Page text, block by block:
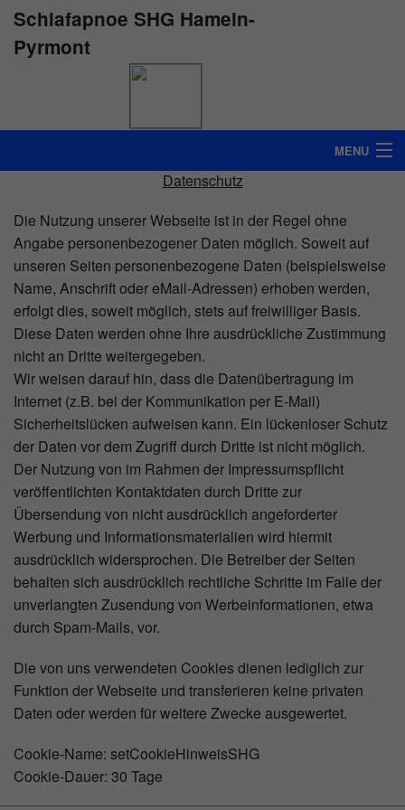
Schlafapnoe SHG Hameln-
Pyrmont
MENU
INFO
ÜBER UNS
TERMINE
INTERESSANTE LINKS
KONTAKT
Datenschutz
Die Nutzung unserer Webseite ist in der Regel ohne
Angabe personenbezogener Daten möglich. Soweit auf
unseren Seiten personenbezogene Daten (beispielsweise
Name, Anschrift oder eMail-Adressen) erhoben werden,
erfolgt dies, soweit möglich, stets auf freiwilliger Basis.
Diese Daten werden ohne Ihre ausdrückliche Zustimmung
nicht an Dritte weitergegeben.
Wir weisen darauf hin, dass die Datenübertragung im
Internet (z.B. bei der Kommunikation per E-Mail)
Sicherheitslücken aufweisen kann. Ein lückenloser Schutz
der Daten vor dem Zugriff durch Dritte ist nicht möglich.
Der Nutzung von im Rahmen der Impressumspflicht
veröffentlichten Kontaktdaten durch Dritte zur
Übersendung von nicht ausdrücklich angeforderter
Werbung und Informationsmaterialien wird hiermit
ausdrücklich widersprochen. Die Betreiber der Seiten
behalten sich ausdrücklich rechtliche Schritte im Falle der
unverlangten Zusendung von Werbeinformationen, etwa
durch Spam-Mails, vor.
Die von uns verwendeten Cookies dienen lediglich zur
Funktion der Webseite und transferieren keine privaten
Daten oder werden für weitere Zwecke ausgewertet.
Cookie-Name: setCookieHinweisSHG
Cookie-Dauer: 30 Tage